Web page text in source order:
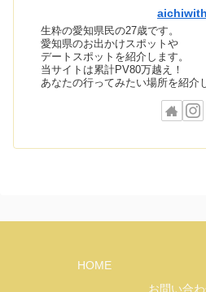
aichiwith
生粋の愛知県民の27歳です。
愛知県のお出かけスポットや
デートスポットを紹介します。
当サイトは累計PV80万越え！
あなたの行ってみたい場所を紹介
HOME
お問い合